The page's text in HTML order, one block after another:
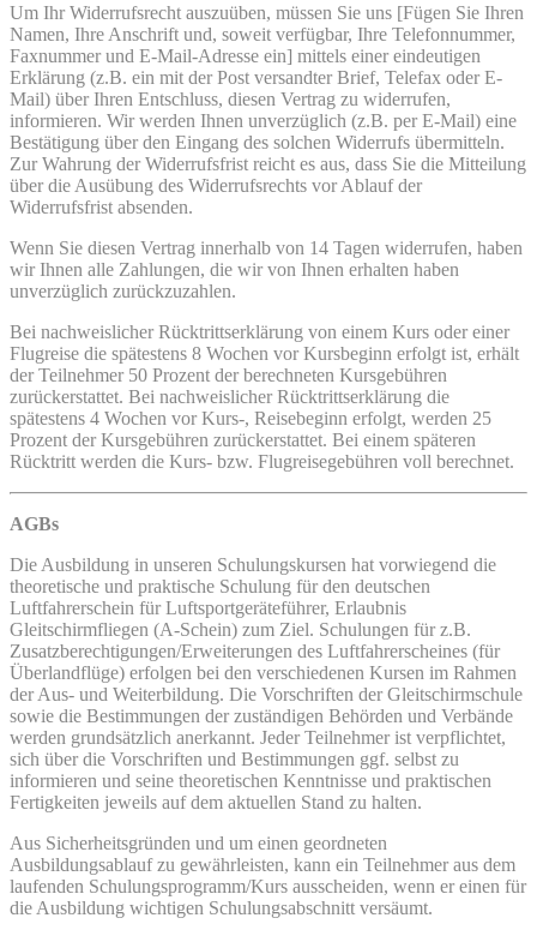
Um Ihr Widerrufsrecht auszuüben, müssen Sie uns [Fügen Sie Ihren
Namen, Ihre Anschrift und, soweit verfügbar, Ihre Telefonnummer,
Faxnummer und E-Mail-Adresse ein] mittels einer eindeutigen
Erklärung (z.B. ein mit der Post versandter Brief, Telefax oder E-
Mail) über Ihren Entschluss, diesen Vertrag zu widerrufen,
informieren. Wir werden Ihnen unverzüglich (z.B. per E-Mail) eine
Bestätigung über den Eingang des solchen Widerrufs übermitteln.
Zur Wahrung der Widerrufsfrist reicht es aus, dass Sie die Mitteilung
über die Ausübung des Widerrufsrechts vor Ablauf der
Widerrufsfrist absenden.
Wenn Sie diesen Vertrag innerhalb von 14 Tagen widerrufen, haben
wir Ihnen alle Zahlungen, die wir von Ihnen erhalten haben
unverzüglich zurückzuzahlen.
Bei nachweislicher Rücktrittserklärung von einem Kurs oder einer
Flugreise die spätestens 8 Wochen vor Kursbeginn erfolgt ist, erhält
der Teilnehmer 50 Prozent der berechneten Kursgebühren
zurückerstattet. Bei nachweislicher Rücktrittserklärung die
spätestens 4 Wochen vor Kurs-, Reisebeginn erfolgt, werden 25
Prozent der Kursgebühren zurückerstattet. Bei einem späteren
Rücktritt werden die Kurs- bzw. Flugreisegebühren voll berechnet.
AGBs
Die Ausbildung in unseren Schulungskursen hat vorwiegend die
theoretische und praktische Schulung für den deutschen
Luftfahrerschein für Luftsportgeräteführer, Erlaubnis
Gleitschirmfliegen (A-Schein) zum Ziel. Schulungen für z.B.
Zusatzberechtigungen/Erweiterungen des Luftfahrerscheines (für
Überlandflüge) erfolgen bei den verschiedenen Kursen im Rahmen
der Aus- und Weiterbildung. Die Vorschriften der Gleitschirmschule
sowie die Bestimmungen der zuständigen Behörden und Verbände
werden grundsätzlich anerkannt. Jeder Teilnehmer ist verpflichtet,
sich über die Vorschriften und Bestimmungen ggf. selbst zu
informieren und seine theoretischen Kenntnisse und praktischen
Fertigkeiten jeweils auf dem aktuellen Stand zu halten.
Aus Sicherheitsgründen und um einen geordneten
Ausbildungsablauf zu gewährleisten, kann ein Teilnehmer aus dem
laufenden Schulungs­programm/Kurs ausscheiden, wenn er einen für
die Ausbildung wichtigen Schulungsabschnitt versäumt.